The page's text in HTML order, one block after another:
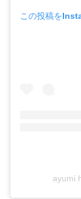
この投稿を
ayumi